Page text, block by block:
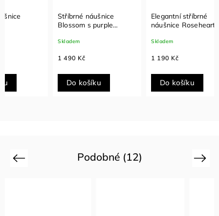
Stříbrné náušnice
Blossom s purple
Elegantní stříbrné
náušnice Roseheart
Podobné (12)
Previous Next